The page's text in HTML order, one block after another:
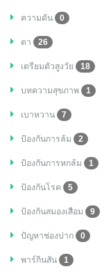
ความดัน 0
ตา 26
เตรียมตัวสูงวัย 18
บทความสุขภาพ 1
เบาหวาน 7
ป้องกันการล้ม 2
ป้องกันการหกล้ม 1
ป้องกันโรค 5
ป้องกันสมองเสือม 9
ปัญหาช่องปาก 0
พาร์กินสัน 1